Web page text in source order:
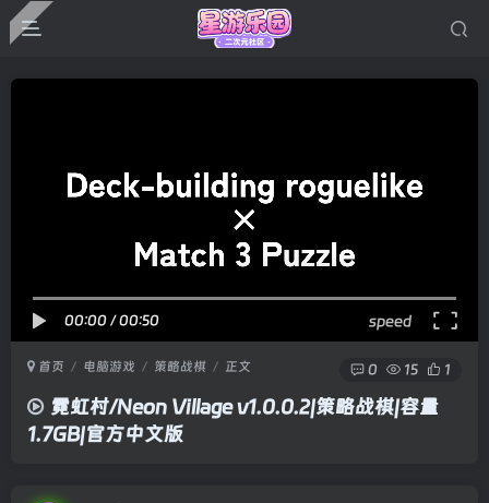
00:00 /00:50 speed
首页 电脑游戏 策略战棋 正文 0 15 1
霓虹村/Neon Village v1.0.0.2|策略战棋|容量
1.7GB|官方中文版